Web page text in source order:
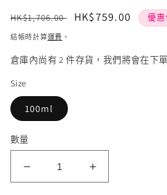
媒
體
案
定
價
HK$1,706.00
售
HK$759.00 優惠
結帳時計算運費 。
倉庫內尚有 2 件存貨，我們將會在下
Size
100ml
數量
labo
Le
labo